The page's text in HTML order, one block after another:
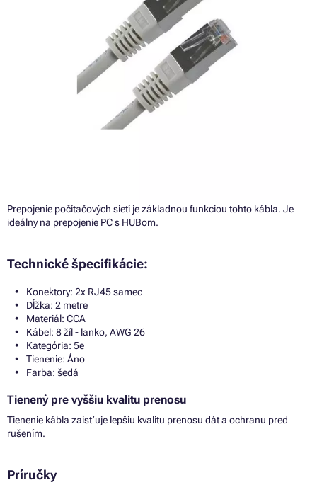
Prepojenie počítačových sietí je základnou funkciou tohto kábla. Je
ideálny na prepojenie PC s HUBom.
Technické špecifikácie:
Konektory: 2x RJ45 samec
Dĺžka: 2 metre
Materiál: CCA
Kábel: 8 žíl - lanko, AWG 26
Kategória: 5e
Tienenie: Áno
Farba: šedá
Tienený pre vyššiu kvalitu prenosu
Tienenie kábla zaisťuje lepšiu kvalitu prenosu dát a ochranu pred
rušením.
Príručky